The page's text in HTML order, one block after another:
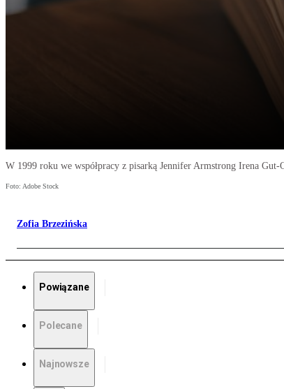
W 1999 roku we współpracy z pisarką Jennifer Armstrong Irena Gut-
Foto: Adobe Stock
Zofia Brzezińska
Powiązane
Polecane
Najnowsze